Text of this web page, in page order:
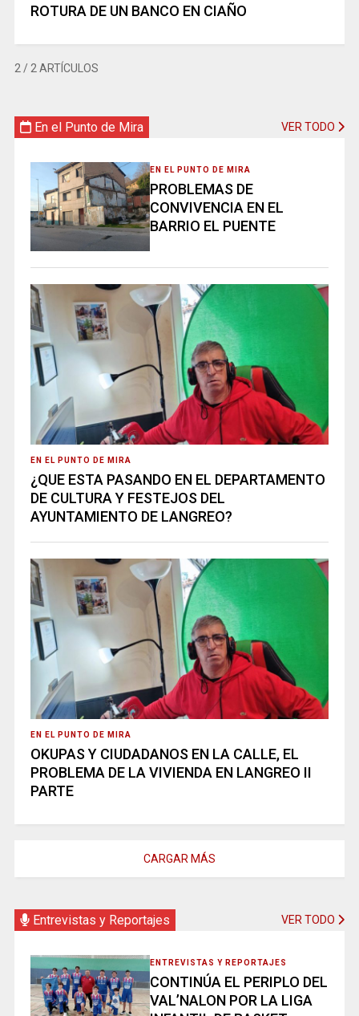
ROTURA DE UN BANCO EN CIAÑO
2 / 2 ARTÍCULOS
En el Punto de Mira VER TODO
EN EL PUNTO DE MIRA
PROBLEMAS DE
CONVIVENCIA EN EL
BARRIO EL PUENTE
EN EL PUNTO DE MIRA
¿QUE ESTA PASANDO EN EL DEPARTAMENTO
DE CULTURA Y FESTEJOS DEL
AYUNTAMIENTO DE LANGREO?
EN EL PUNTO DE MIRA
OKUPAS Y CIUDADANOS EN LA CALLE, EL
PROBLEMA DE LA VIVIENDA EN LANGREO II
PARTE
CARGAR MÁS
Entrevistas y Reportajes VER TODO
ENTREVISTAS Y REPORTAJES
CONTINÚA EL PERIPLO DEL
VAL’NALON POR LA LIGA